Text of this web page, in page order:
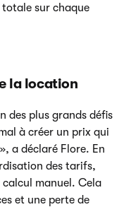
totale sur chaque
la location
des plus grands défis
à créer un prix qui
a déclaré Flore. En
des tarifs,
manuel. Cela
et une perte de